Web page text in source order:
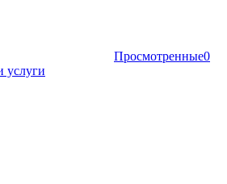
Просмотренные0